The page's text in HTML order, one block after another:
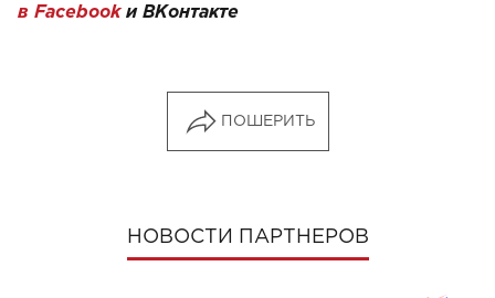
в Facebookи ВКонтакте
ПОШЕРИТЬ
НОВОСТИ ПАРТНЕРОВ